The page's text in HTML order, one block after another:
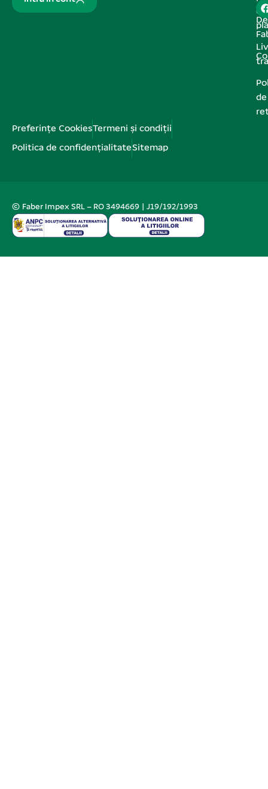
de
de
Preferințe CookiesTermeni și condiții
Politica de confidențialitateSitemap
© Faber Impex SRL – RO 3494669 | J19/192/1993